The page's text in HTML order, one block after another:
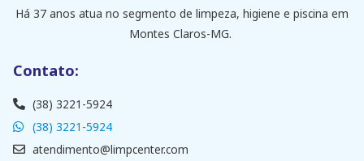
Há 37 anos atua no segmento de limpeza, higiene e piscina em
Montes Claros-MG.
Contato:
(38) 3221-5924
(38) 3221-5924
atendimento@limpcenter.com